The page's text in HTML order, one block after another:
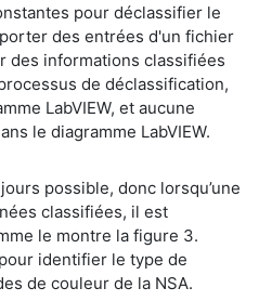
pour déclassifier le
des entrées d'un fichier
des informations classifiées
de déclassification,
LabVIEW, et aucune
le diagramme LabVIEW.
possible, donc lorsqu’une
classifiées, il est
le montre la figure 3.
identifier le type de
de couleur de la NSA.